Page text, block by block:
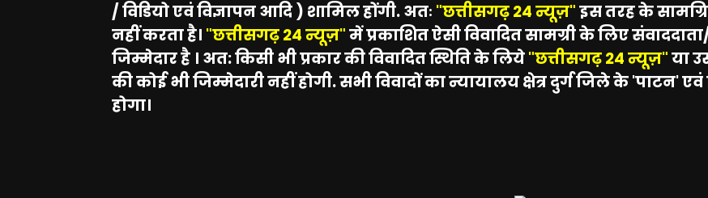
/ विडियो एवं विज्ञापन आदि ) शामिल होंगी. अतः "छत्तीसगढ़ 24 न्यूज़"इस तरह के
नहीं करता है। "छत्तीसगढ़ 24 न्यूज़"में प्रकाशित ऐसी विवादित सामग्री के लिए
जिम्मेदार है । अत: किसी भी प्रकार की विवादित स्थिति के लिये"छत्तीसगढ़ 24 न्यूज़"या
की कोई भी जिम्मेदारी नहीं होगी. सभी विवादों का न्यायालय क्षेत्र दुर्ग जिले के 'पाटन'
होगा।